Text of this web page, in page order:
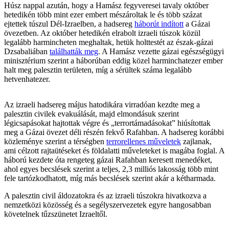
Húsz nappal azután, hogy a Hamász fegyveresei tavaly október
hetedikén több mint ezer embert mészároltak le és több százat
ejtettek túszul Dél-Izraelben, a hadsereg háborút indított a Gázai
övezetben. Az október hetedikén elrabolt izraeli túszok közül
legalább harmincheten meghaltak, hetük holttestét az észak-gázai
Dzsabaliában találhatták meg. A Hamász vezette gázai egészségügyi
minisztérium szerint a háborúban eddig közel harminchatezer ember
halt meg palesztin területen, míg a sérültek száma legalább
hetvenhatezer.
Az izraeli hadsereg május hatodikára virradóan kezdte meg a
palesztin civilek evakuálását, majd elmondásuk szerint
légicsapásokat hajtottak végre és „terrortámadásokat” hiúsítottak
meg a Gázai övezet déli részén fekvő Rafahban. A hadsereg korábbi
közleménye szerint a térségben terrorellenes műveletek zajlanak,
ami célzott rajtaütéseket és földalatti műveleteket is magába foglal. A
háború kezdete óta rengeteg gázai Rafahban keresett menedéket,
ahol egyes becslések szerint a teljes, 2,3 milliós lakosság több mint
fele tartózkodhatott, míg más becslések szerint akár a kétharmada.
A palesztin civil áldozatokra és az izraeli túszokra hivatkozva a
nemzetközi közösség és a segélyszervezetek egyre hangosabban
követelnek tűzszünetet Izraeltől.